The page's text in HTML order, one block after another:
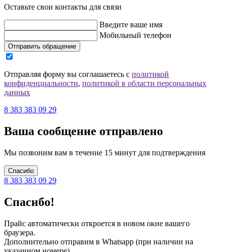
Оставьте свои контакты для связи
Введите ваше имя
Мобильный телефон
Отправить обращение
Отправляя форму вы соглашаетесь с политикой
конфиденциальности, политикой в области персональных
данных
8 383 383 09 29
Ваша сообщение отправлено
Мы позвоним вам в течение 15 минут для подтверждения
Спасибо
8 383 383 09 29
Спасибо!
Прайс автоматически откроется в новом окне вашего
браузера.
Дополнительно отправим в Whatsapp (при наличии на